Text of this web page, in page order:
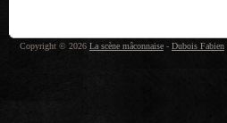
Copyright © 2026 La scène mâconnaise - Dubois Fabien